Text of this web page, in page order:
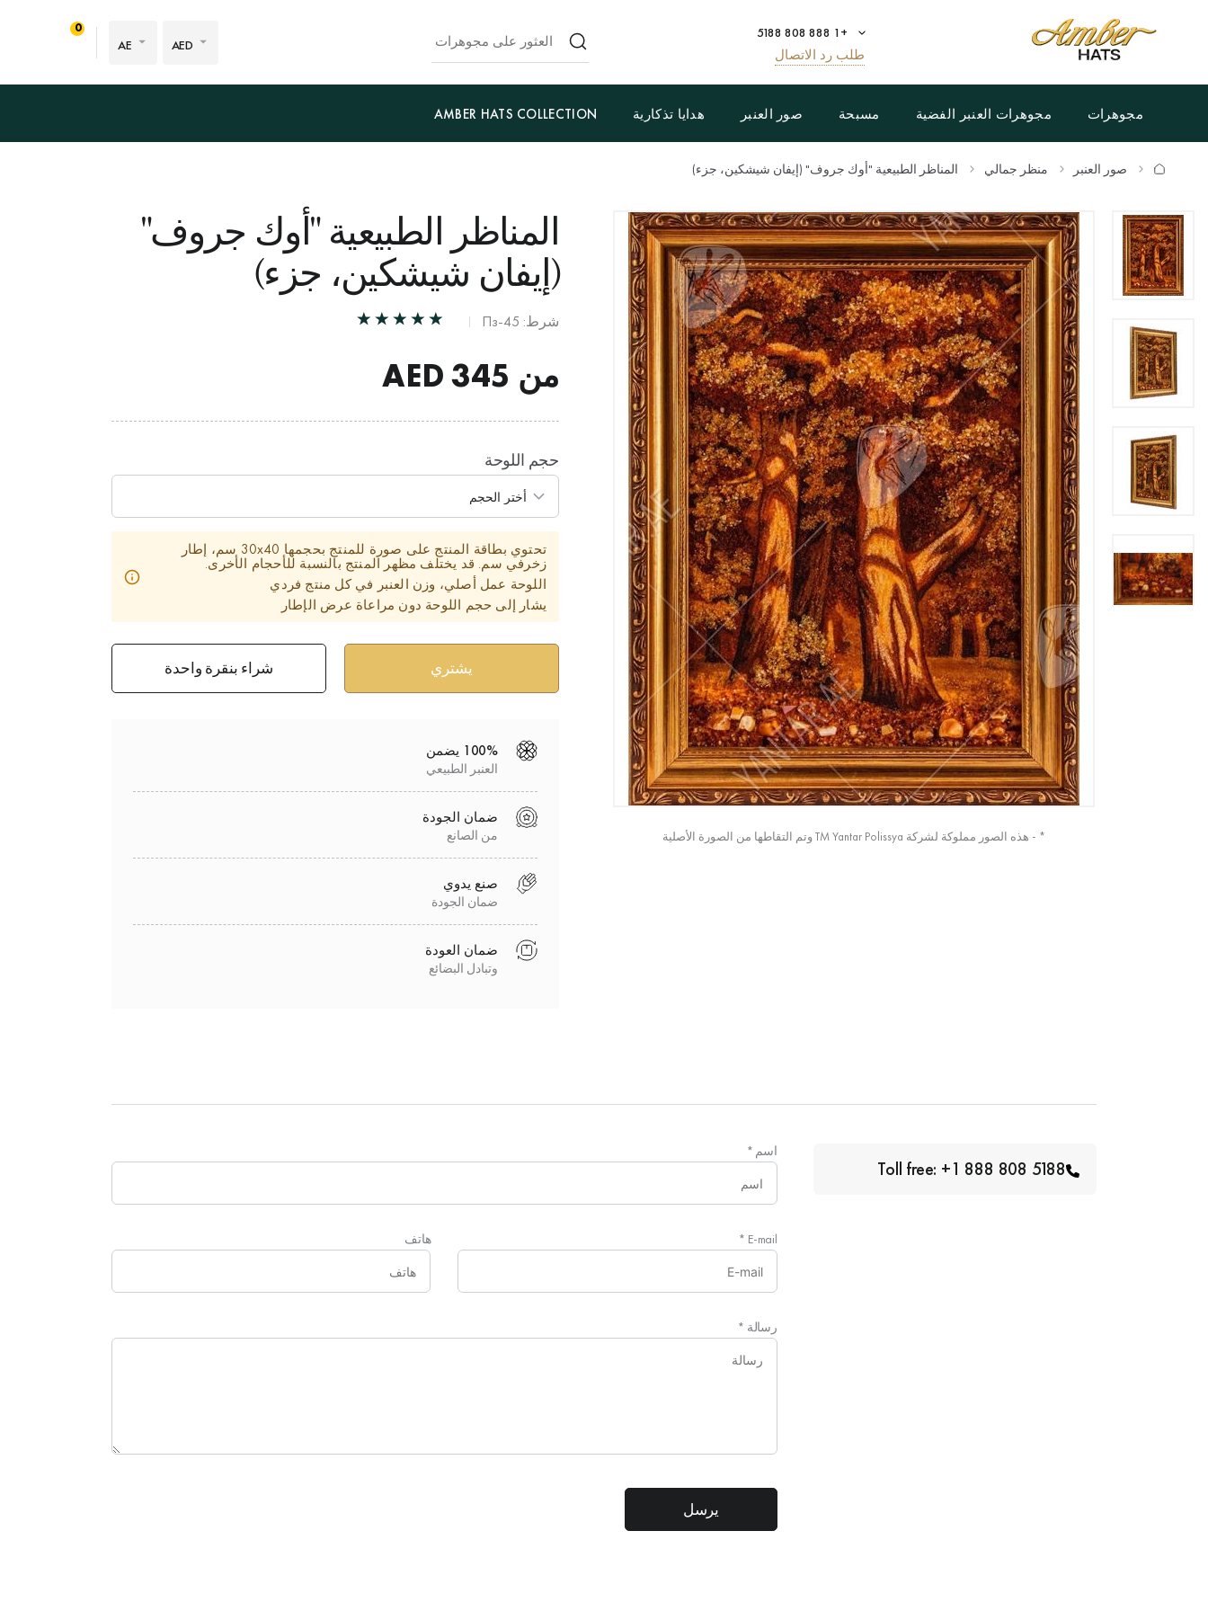
+1 888 808 5188
طلب رد الاتصال
AED
AE
0
مجوهرات مجوهرات العنبر الفضية مسبحة صور العنبر هدايا تذكارية AMBER HATS COLLECTION
صور العنبر منظر جمالي المناظر الطبيعية "أوك جروف" (إيفان شيشكين، جزء)
* - هذه الصور مملوكة لشركة TM Yantar Polissya وتم التقاطها من الصورة الأصلية
المناظر الطبيعية "أوك جروف"
(إيفان شيشكين، جزء)
شرط: Пз-45
من
حجم اللوحة
تحتوي بطاقة المنتج على صورة للمنتج بحجمها 30x40 سم، إطار
زخرفي سم. قد يختلف مظهر المنتج بالنسبة للأحجام الأخرى.
اللوحة عمل أصلي، وزن العنبر في كل منتج فردي
يشار إلى حجم اللوحة دون مراعاة عرض الإطار
شراء بنقرة واحدة
100% يضمن
العنبر الطبيعي
ضمان الجودة
من الصانع
صنع يدوي
ضمان الجودة
ضمان العودة
وتبادل البضائع
اسم *
E-mail
* هاتف
رسالة *
Toll free: +1 888 808 5188